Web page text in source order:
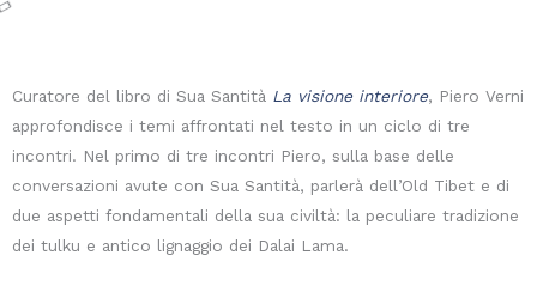
Curatore del libro di Sua Santità La visione interiore, Piero Verni
approfondisce i temi affrontati nel testo in un ciclo di tre
incontri. Nel primo di tre incontri Piero, sulla base delle
conversazioni avute con Sua Santità, parlerà dell’Old Tibet e di
due aspetti fondamentali della sua civiltà: la peculiare tradizione
dei tulku e antico lignaggio dei Dalai Lama.